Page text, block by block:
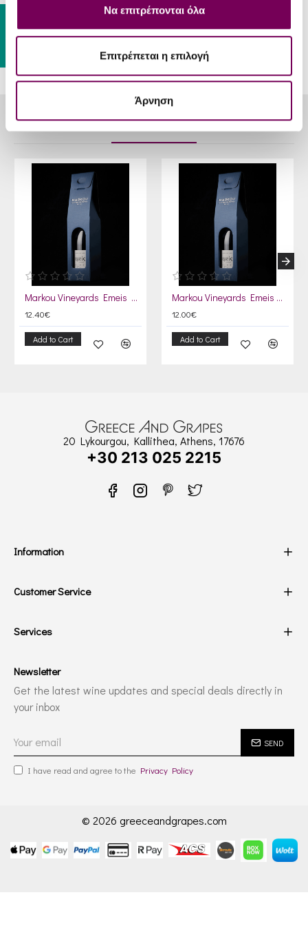
Να επιτρέπονται όλα
Επιτρέπεται η επιλογή
Άρνηση
Markou Vineyards Emeis Red Gift
12.40€
Add to Cart
Markou Vineyards Emeis White Gift
12.00€
Add to Cart
Gift Card
20 Lykourgou, Kallithea, Athens, 17676
+30 213 025 2215
Information
Customer Service
Services
Newsletter
Get the latest wine updates and special deals directly in
your inbox
SEND
I have read and agree to the Privacy Policy
© 2026 greeceandgrapes.com